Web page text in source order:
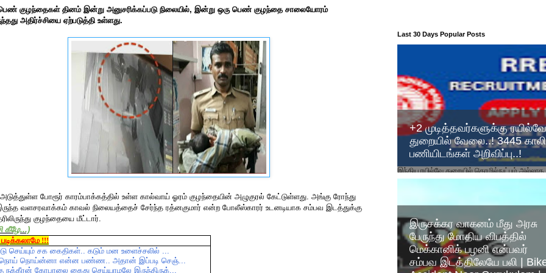
குழந்தைகள் தினம் இன்று அனுசரிக்கப்படு நிலையில், இன்று ஒரு பெண் குழந்தை சாலையோரம்
அதிர்ச்சியை ஏற்படுத்தி உள்ளது.
போரூர் காரம்பாக்கத்தில் உள்ள கால்வாய் ஓரம் குழந்தையின் அழுகுரல் கேட்டுள்ளது. அங்கு ரோந்து
வளசரவாக்கம் காவல் நிலையத்தைச் சேர்ந்த ரத்னகுமார் என்ற போலீஸ்காரர் உடனடியாக சம்பவ இடத்துக்கு
குழந்தையை மீட்டார்.
கீழே...)
!!!
செய்யும் சக கைதிகள்..கடும் மன உளைச்சலில் ...
நொய்ன்னா என்ன பண்ண..அதான் இப்படி செஞ்...
நக்கீரன் கோபாலை கைது செய்யாமலே இருந்திருக்...
Last 30 Days Popular Posts
+2 முடித்தவர்களுக்கு ரயில்வே
துறையில் வேலை..! 3445 காலி
பணியிடங்கள் அறிவிப்பு..!
இந்திய ரயில்வே துறையில் தொழில்நுட்பம் அல்லாத
பிரிவுகளின் பல்வேறு பதவிகளுக்கான
இருசக்கர வாகனம் மீது அரசு
பேருந்து மோதிய விபத்தில்
மெக்கானிக் பழனி என்பவர்
சம்பவ இடத்திலேயே பலி |